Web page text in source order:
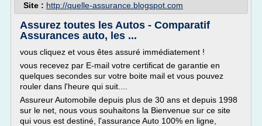
Site : http://quelle-assurance.blogspot.com
Assurez toutes les Autos - Comparatif
Assurances auto, les ...
vous cliquez et vous êtes assuré immédiatement !
vous recevez par E-mail votre certificat de garantie en
quelques secondes sur votre boite mail et vous pouvez
rouler dans l'heure qui suit....
Assureur Automobile depuis plus de 30 ans et depuis 1998
sur le net, nous vous souhaitons la Bienvenue sur ce site
qui vous est destiné, l'assurance Auto 100% en ligne,